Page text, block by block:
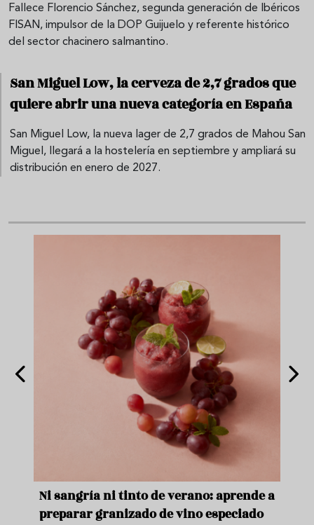
Fallece Florencio Sánchez, segunda generación de Ibéricos
FISAN, impulsor de la DOP Guijuelo y referente histórico
del sector chacinero salmantino.
San Miguel Low, la cerveza de 2,7 grados que
quiere abrir una nueva categoría en España
San Miguel Low, la nueva lager de 2,7 grados de Mahou San
Miguel, llegará a la hostelería en septiembre y ampliará su
distribución en enero de 2027.
Ni sangría ni tinto de verano: aprende a
preparar granizado de vino especiado